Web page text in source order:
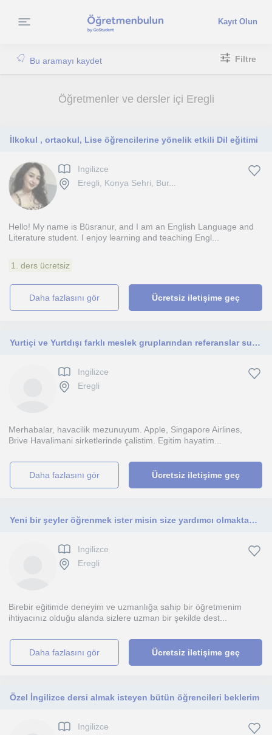
Kayıt Olun
Bu aramayı kaydet Filtre
Öğretmenler ve dersler içi Eregli
İlkokul , ortaokul, Lise öğrencilerine yönelik etkili Dil eğitimi
Ingilizce
Eregli, Konya Sehri, Bur...
Hello! My name is Büsranur, and I am an English Language and
Literature student. I enjoy learning and teaching Engl...
1. ders ücretsiz
daha fazlasını gör Ücretsiz iletişime geç
Yurtiçi ve Yurtdışı farklı meslek gruplarından referanslar sunabilirim.
Ingilizce
Eregli
Merhabalar, havacilik mezunuyum. Apple, Singapore Airlines,
Brive Havalimani sirketlerinde çalistim. Egitim hayatim...
daha fazlasını gör Ücretsiz iletişime geç
Yeni bir şeyler öğrenmek ister misin size yardımcı olmaktan mutluluk duyarım.
Ingilizce
Eregli
Birebir eğitimde deneyim ve uzmanlığa sahip bir öğretmenim
ihtiyacınız olduğu alanda sizlere uzman bir şekilde dest...
daha fazlasını gör Ücretsiz iletişime geç
Özel İngilizce dersi almak isteyen bütün öğrencileri beklerim
Ingilizce